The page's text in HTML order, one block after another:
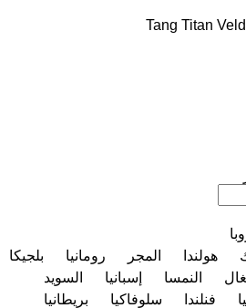
Tang Titan
هولندا المجر رومانيا
بلجيكا
النمسا إسبانيا
السويد
فنلندا سلوفاكيا
بريطانيا